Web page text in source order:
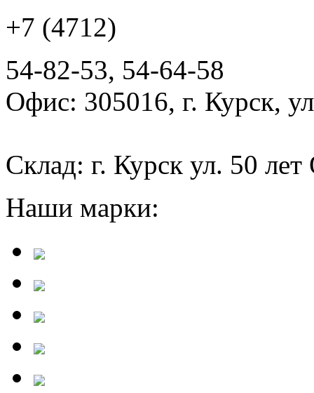
+7 (4712)
54-82-53, 54-64-58
Офис: 305016, г. Курск,
Склад: г. Курск ул. 50 лет
Наши марки: